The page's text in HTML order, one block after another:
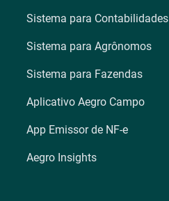
Sistema para Contabilidades
Sistema para Agrônomos
Sistema para Fazendas
Aplicativo Aegro Campo
App Emissor de NF-e
Aegro Insights